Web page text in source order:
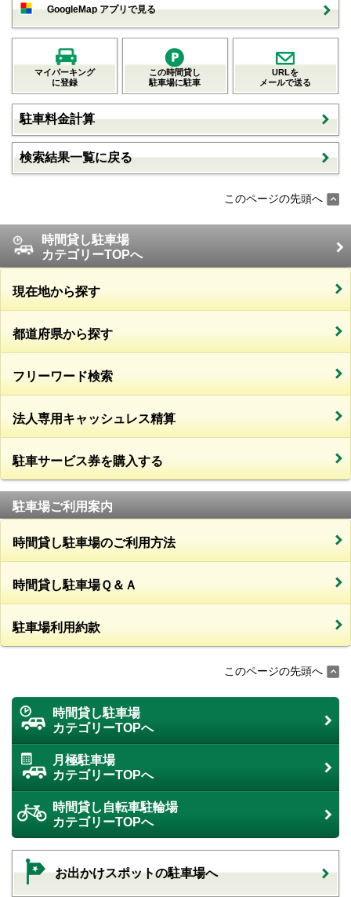
GoogleMap アプリで見る
マイパーキング
に登録
この時間貸し
駐車場に駐車
URLを
メールで送る
駐車料金計算
検索結果一覧に戻る
このページの先頭へ
時間貸し駐車場
カテゴリーTOPへ
現在地から探す
都道府県から探す
フリーワード検索
法人専用キャッシュレス精算
駐車サービス券を購入する
駐車場ご利用案内
時間貸し駐車場のご利用方法
時間貸し駐車場Ｑ＆Ａ
駐車場利用約款
このページの先頭へ
時間貸し駐車場
カテゴリーTOPへ
月極駐車場
カテゴリーTOPへ
時間貸し自転車駐輪場
カテゴリーTOPへ
お出かけスポットの駐車場へ